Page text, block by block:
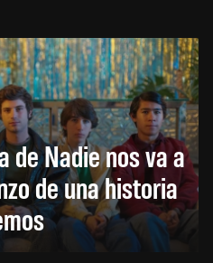
de Nadie nos va a
de una historia